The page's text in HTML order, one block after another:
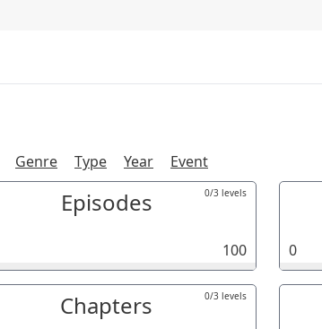
Genre Type Year Event
Episodes 0/3 levels
100 0
Chapters 0/3 levels